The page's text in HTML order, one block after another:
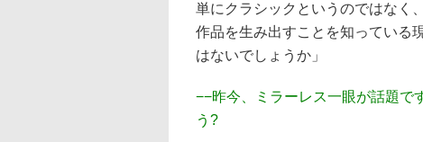
単にクラシックというのではなく
作品を生み出すことを知っている
はないでしょうか」
−−昨今、ミラーレス一眼が話題で
う?